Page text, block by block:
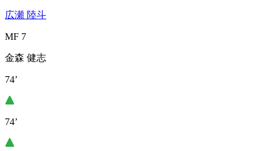
広瀬 陸斗
MF 7
金森 健志
74’
74’